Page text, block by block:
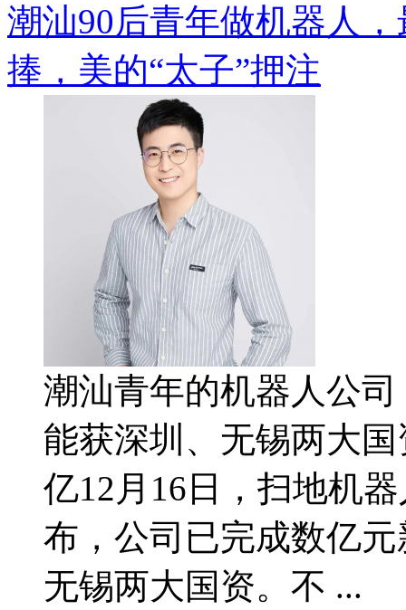
潮汕90后青年做机器人
捧，美的“太子”押注
潮汕青年的机器人公
能获深圳、无锡两大
亿12月16日，扫地机
布，公司已完成数亿
无锡两大国资。不 ...